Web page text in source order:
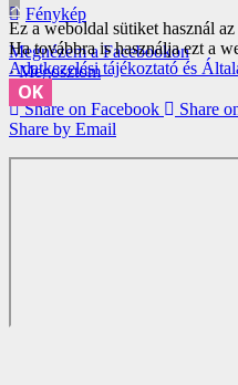
Fénykép
Megnézem a Facebookon
· Megosztom
Share on Facebook
Share
Share by Email
Ez a weboldal sütiket használ
Ha továbbra is használja ezt a
Adatkezelési tájékoztató és
OK